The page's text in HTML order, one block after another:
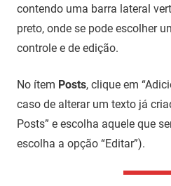
contendo uma barra lateral
preto, onde se pode escolher
controle e de edição.
No ítem Posts, clique em
caso de alterar um texto já
Posts” e escolha aquele que
escolha a opção “Editar”).